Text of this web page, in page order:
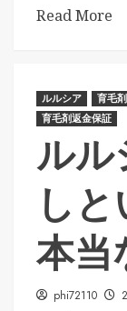
Read More
ルルシア 育毛
育毛剤返金保証
ルル
し
本当
phi72110